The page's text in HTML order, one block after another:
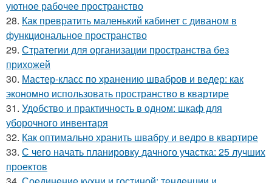
уютное рабочее пространство
28. Как превратить маленький кабинет с диваном в
функциональное пространство
29. Стратегии для организации пространства без
прихожей
30. Мастер-класс по хранению швабров и ведер: как
экономно использовать пространство в квартире
31. Удобство и практичность в одном: шкаф для
уборочного инвентаря
32. Как оптимально хранить швабру и ведро в квартире
33. С чего начать планировку дачного участка: 25 лучших
проектов